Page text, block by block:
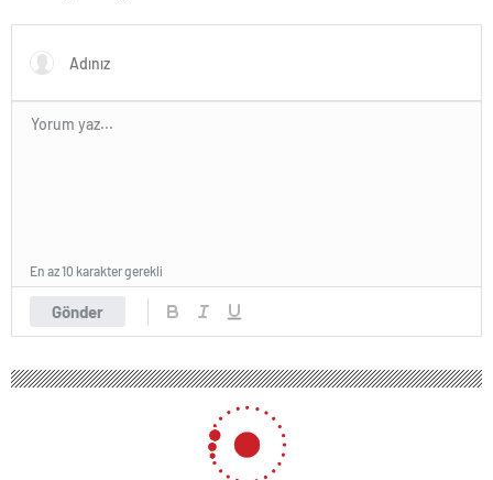
Gönder
En az 10 karakter gerekli
Hakan Çalhanoğlu, 2024 Ballon d’Or